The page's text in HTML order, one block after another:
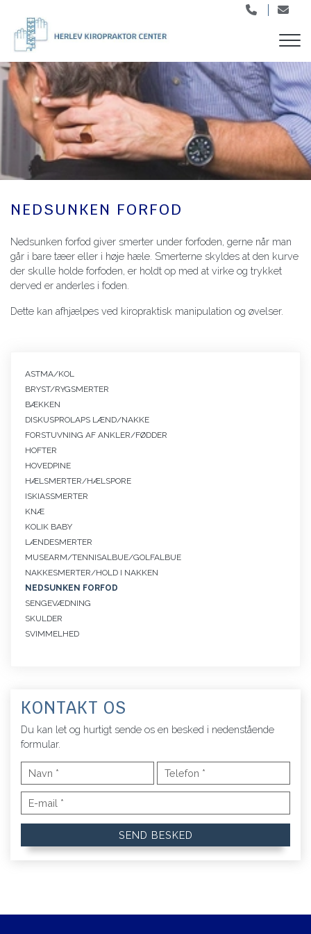
main
NEDSUNKEN FORFOD
Nedsunken forfod giver smerter under forfoden, gerne når man
går i bare tæer eller i høje hæle. Smerterne skyldes at den kurve
der skulle holde forfoden, er holdt op med at virke og trykket
derved er anderles i foden.
Dette kan afhjælpes ved kiropraktisk manipulation og øvelser.
Primær
navigation
symptomer
ASTMA/KOL
BRYST/RYGSMERTER
BÆKKEN
DISKUSPROLAPS LÆND/NAKKE
FORSTUVNING AF ANKLER/FØDDER
HOFTER
HOVEDPINE
HÆLSMERTER/HÆLSPORE
ISKIASSMERTER
KNÆ
KOLIK BABY
LÆNDESMERTER
MUSEARM/TENNISALBUE/GOLFALBUE
NAKKESMERTER/HOLD I NAKKEN
NEDSUNKEN FORFOD
SENGEVÆDNING
SKULDER
SVIMMELHED
KONTAKT OS
Du kan let og hurtigt sende os en besked i nedenstående
formular.